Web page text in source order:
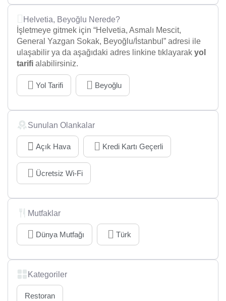
Helvetia, Beyoğlu Nerede?
İşletmeye gitmek için “Helvetia, Asmalı Mescit,
General Yazgan Sokak, Beyoğlu/İstanbul” adresi ile
ulaşabilir ya da aşağıdaki adres linkine tıklayarak yol
tarifi alabilirsiniz.
Yol Tarifi Beyoğlu
Sunulan Olankalar
Açık Hava Kredi Kartı Geçerli
Ücretsiz Wi-Fi
Mutfaklar
Dünya Mutfağı Türk
Kategoriler
Restoran